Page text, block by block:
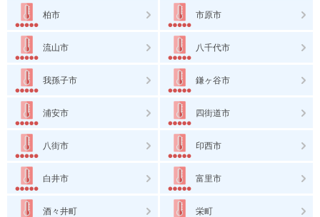
柏市 市原市
流山市 八千代市
我孫子市 鎌ヶ谷市
浦安市 四街道市
八街市 印西市
白井市 富里市
酒々井町 栄町